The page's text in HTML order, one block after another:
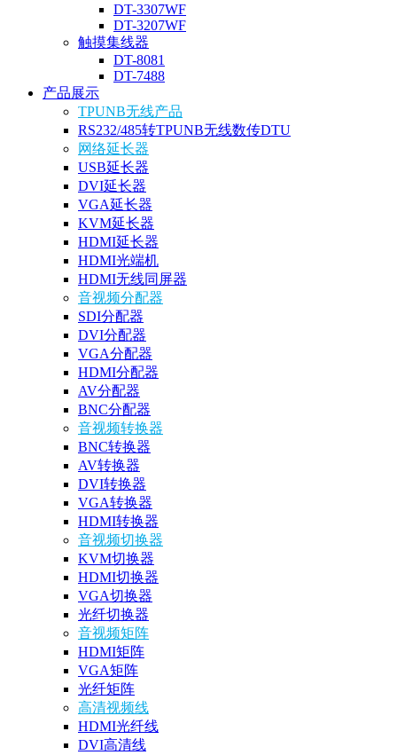
DT-3307WF
DT-3207WF
触摸集线器
DT-8081
DT-7488
产品展示
TPUNB无线产品
RS232/485转TPUNB无线数传DTU
网络延长器
USB延长器
DVI延长器
VGA延长器
KVM延长器
HDMI延长器
HDMI光端机
HDMI无线同屏器
音视频分配器
SDI分配器
DVI分配器
VGA分配器
HDMI分配器
AV分配器
BNC分配器
音视频转换器
BNC转换器
AV转换器
DVI转换器
VGA转换器
HDMI转换器
音视频切换器
KVM切换器
HDMI切换器
VGA切换器
光纤切换器
音视频矩阵
HDMI矩阵
VGA矩阵
光纤矩阵
高清视频线
HDMI光纤线
DVI高清线